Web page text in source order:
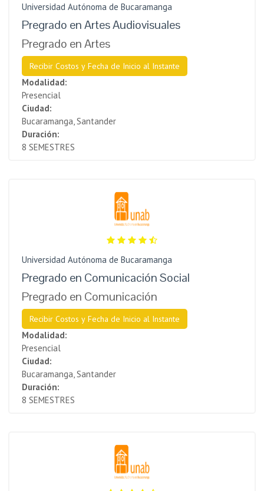
Universidad Autónoma de Bucaramanga
Pregrado en Artes Audiovisuales
Pregrado en Artes
Recibir Costos y Fecha de Inicio al Instante
Modalidad:
Presencial
Ciudad:
Bucaramanga, Santander
Duración:
8 SEMESTRES
Universidad Autónoma de Bucaramanga
Pregrado en Comunicación Social
Pregrado en Comunicación
Recibir Costos y Fecha de Inicio al Instante
Modalidad:
Presencial
Ciudad:
Bucaramanga, Santander
Duración:
8 SEMESTRES